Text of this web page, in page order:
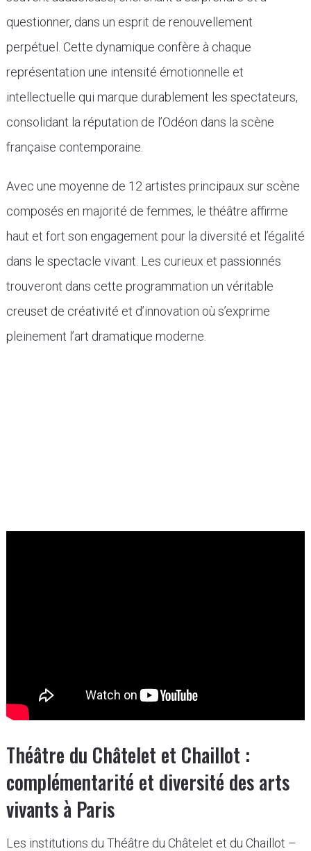
questionner, dans un esprit de renouvellement
perpétuel. Cette dynamique confère à chaque
représentation une intensité émotionnelle et
intellectuelle qui marque durablement les spectateurs,
consolidant la réputation de l’Odéon dans la scène
française contemporaine.
Avec une moyenne de 12 artistes principaux sur scène
composés en majorité de femmes, le théâtre affirme
haut et fort son engagement pour la diversité et l’égalité
dans le spectacle vivant. Les curieux et passionnés
trouveront dans cette programmation un véritable
creuset de créativité et d’innovation où s’exprime
pleinement l’art dramatique moderne.
Théâtre du Châtelet et Chaillot :
complémentarité et diversité des arts
vivants à Paris
Les institutions du Théâtre du Châtelet et du Chaillot –